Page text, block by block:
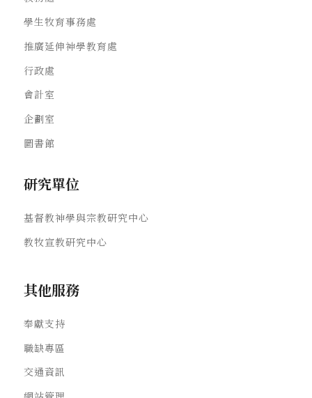
學生牧育事務處
推廣延伸神學教育處
行政處
會計室
企劃室
圖書館
研究單位
基督教神學與宗教研究中心
教牧宣教研究中心
其他服務
奉獻支持
職缺專區
交通資訊